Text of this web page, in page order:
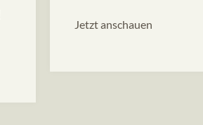
Jetzt anschauen